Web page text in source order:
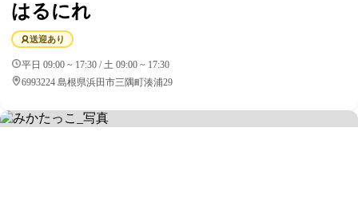
はるにれ
送迎あり
平日 09:00 ~ 17:30 / 土 09:00 ~ 17:30
6993224 島根県浜田市三隅町湊浦29